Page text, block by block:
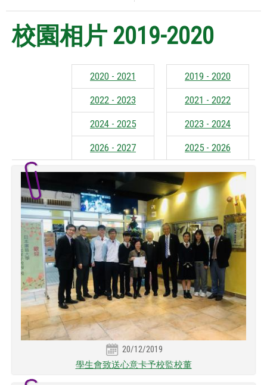
校園相片 2019-2020
2019 - 2020
2020 - 2021
2021 - 2022
2022 - 2023
2023 - 2024
2024 - 2025
2025 - 2026
2026 - 2027
20/12/2019
學生會致送心意卡予校監校董